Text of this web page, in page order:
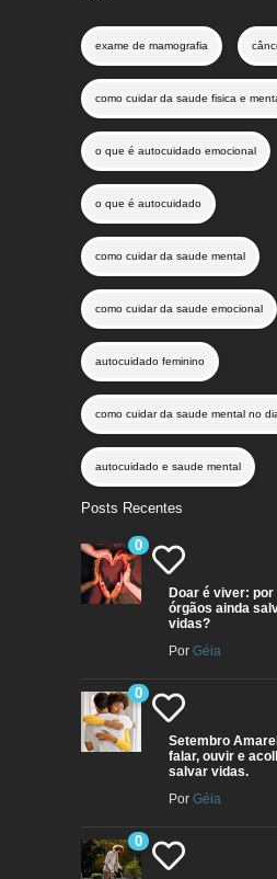
exame de mamografia
como cuidar da saude fisica e
o que é autocuidado emocional
o que é autocuidado
como cuidar da saude mental
como cuidar da saude emocional
autocuidado feminino
como cuidar da saude mental no
autocuidado e saude mental
Posts Recentes
0
Doar é viver: por
órgãos ainda
vidas?
Por Géia
0
Setembro
falar, ouvir e
salvar vidas.
Por Géia
0